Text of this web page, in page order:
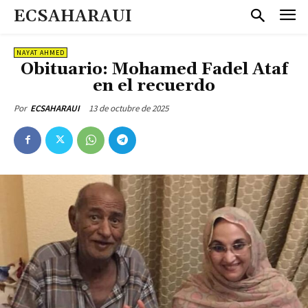
ECSAHARAUI
NAYAT AHMED
Obituario: Mohamed Fadel Ataf
en el recuerdo
Por ECSAHARAUI 13 de octubre de 2025